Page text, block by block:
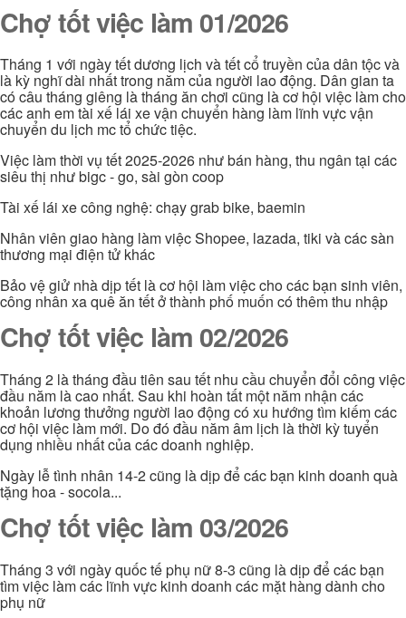
Chợ tốt việc làm 01/2026
Tháng 1 với ngày tết dương lịch và tết cổ truyền của dân tộc và
là kỳ nghĩ dài nhất trong năm của người lao động. Dân gian ta
có câu tháng giêng là tháng ăn chơi cũng là cơ hội việc làm cho
các anh em tài xế lái xe vận chuyển hàng làm lĩnh vực vận
chuyển du lịch mc tổ chức tiệc.
Việc làm thời vụ tết 2025-2026 như bán hàng, thu ngân tại các
siêu thị như bigc - go, sài gòn coop
Tài xế lái xe công nghệ: chạy grab bike, baemin
Nhân viên giao hàng làm việc Shopee, lazada, tiki và các sàn
thương mại điện tử khác
Bảo vệ giử nhà dịp tết là cơ hội làm việc cho các bạn sinh viên,
công nhân xa quê ăn tết ở thành phố muốn có thêm thu nhập
Chợ tốt việc làm 02/2026
Tháng 2 là tháng đầu tiên sau tết nhu cầu chuyển đổi công việc
đầu năm là cao nhất. Sau khi hoàn tất một năm nhận các
khoản lương thưởng người lao động có xu hướng tìm kiếm các
cơ hội việc làm mới. Do đó đầu năm âm lịch là thời kỳ tuyển
dụng nhiều nhất của các doanh nghiệp.
Ngày lễ tình nhân 14-2 cũng là dịp để các bạn kinh doanh quà
tặng hoa - socola...
Chợ tốt việc làm 03/2026
Tháng 3 với ngày quốc tế phụ nữ 8-3 cũng là dịp để các bạn
tìm việc làm các lĩnh vực kinh doanh các mặt hàng dành cho
phụ nữ